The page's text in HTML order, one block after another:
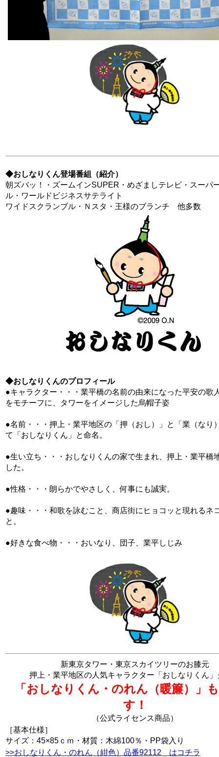
◆おしなりくん登場番組（紹介）
朝ズバッ！・ズームインSUPER・めざましテレビ・スーパ
ル・ワールドビジネスサテライト
ワイドスクランブル・Ｎスタ・王様のブランチ 他多数
◆おしなりくんのプロフィール
●キャラクター・・・業平橋の名前の由来になった平安の歌
をモチーフに、タワーをイメージした烏帽子姿
●名前・・・押上・業平地区の「押（おし）」と「業（なり
て「おしなりくん」と命名。
●生い立ち・・・おしなりくんの家で生まれ、押上・業平橋
した。
●性格・・・朗らかでやさしく、何事にも誠実。
●趣味・・・和歌を詠むこと、商店街にヒョコッと現れるネ
と。
●好きな食べ物・・・おいなり、団子、業平しじみ
新東京タワー・東京スカイツリーのお膝元
押上・業平地区の人気キャラクター「おしなりくん」
「おしなりくん・のれん（暖簾）」
す！
（公式ライセンス商品）
［基本仕様］
サイズ：45×85ｃｍ・材質：木綿100％・PP袋入り
>>おしなりくん・のれん（紺色）品番92112 はコチラ